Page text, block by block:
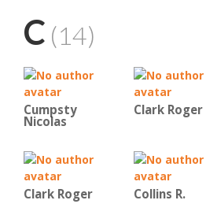
C (14)
Cumpsty
Nicolas
Clark Roger
Clark Roger Collins R.